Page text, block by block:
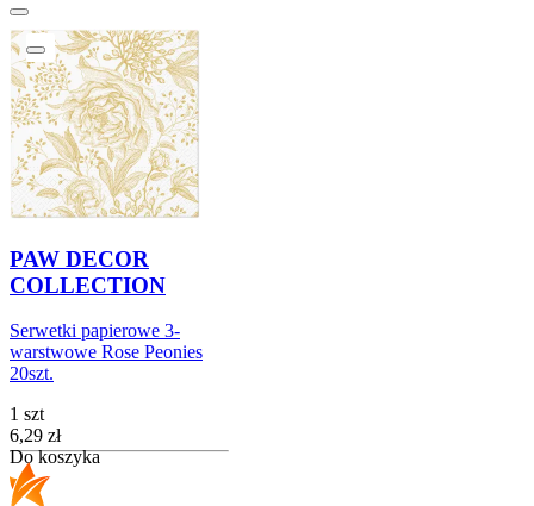
PAW DECOR
COLLECTION
Serwetki papierowe 3-
warstwowe Rose Peonies
20szt.
1 szt
Cena
6,29 zł
Do koszyka